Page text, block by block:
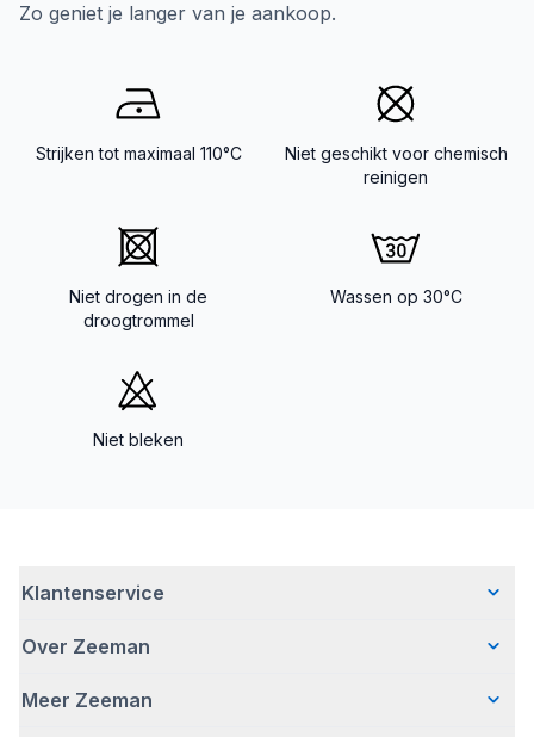
Zo geniet je langer van je aankoop.
Strijken tot maximaal 110°C
Niet geschikt voor chemisch
reinigen
Niet drogen in de
droogtrommel
Wassen op 30°C
Niet bleken
Klantenservice
Veelgestelde vragen
Bezorgen
Over Zeeman
Wie wij zijn
Meer Zeeman